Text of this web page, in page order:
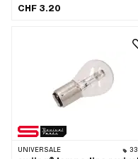
Colore: bianco · Prestazioni: 3 W ·
CHF 3.20
UNIVERSALE